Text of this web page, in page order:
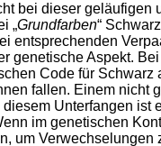
bei dieser
„Grundfarben“
entsprechenden
genetische Aspekt.
Code für
fallen. Einem nicht
Unterfangen
im genetischen
um Verwechselungen